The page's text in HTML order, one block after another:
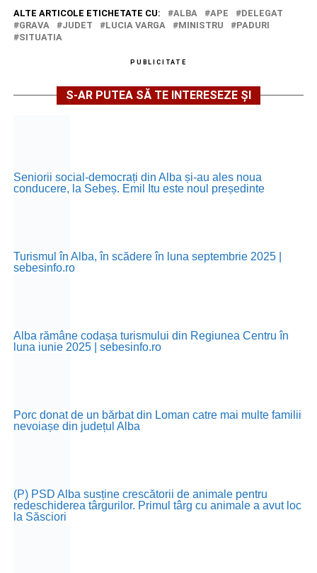
ALTE ARTICOLE ETICHETATE CU: ALBA APE
DELEGAT
GRAVA
JUDET LUCIA VARGA MINISTRU
PADURI
SITUATIA
PUBLICITATE
S-AR PUTEA SĂ TE INTERESEZE ȘI
Seniorii social-democrați din Alba și-au ales noua
conducere, la Sebeș. Emil Itu este noul președinte
Turismul în Alba, în scădere în luna septembrie 2025 |
sebesinfo.ro
Alba rămâne codașa turismului din Regiunea Centru în
luna iunie 2025 | sebesinfo.ro
Porc donat de un bărbat din Loman catre mai multe familii
nevoiașe din județul Alba
(P) PSD Alba susține crescătorii de animale pentru
redeschiderea târgurilor. Primul târg cu animale a avut loc
la Săsciori